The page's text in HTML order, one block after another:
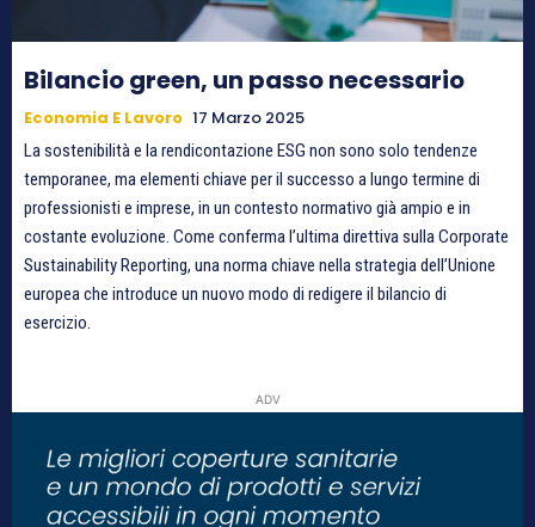
Bilancio green, un passo necessario
Economia E Lavoro 17 Marzo 2025
La sostenibilità e la rendicontazione ESG non sono solo tendenze
temporanee, ma elementi chiave per il successo a lungo termine di
professionisti e imprese, in un contesto normativo già ampio e in
costante evoluzione. Come conferma l’ultima direttiva sulla Corporate
Sustainability Reporting, una norma chiave nella strategia dell’Unione
europea che introduce un nuovo modo di redigere il bilancio di
esercizio.
ADV